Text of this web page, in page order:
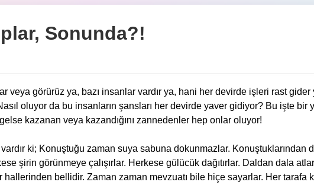
Sonunda?!
veya görürüz ya, bazı insanlar vardır ya, hani her devirde işleri rast
oluyor da bu insanların şansları her devirde yaver gidiyor? Bu işte bir
kazanan veya kazandığını zannedenler hep onlar oluyor!
ki; Konuştuğu zaman suya sabuna dokunmazlar. Konuştuklarından
şirin görünmeye çalışırlar. Herkese gülücük dağıtırlar. Daldan dala
hallerinden bellidir. Zaman zaman mevzuatı bile hiçe sayarlar. Her tarafa